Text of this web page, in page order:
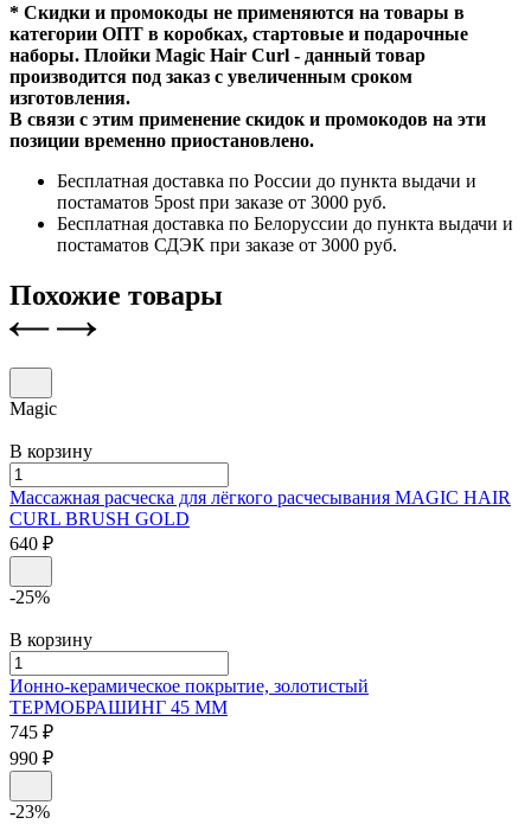
* Скидки и промокоды не применяются на товары в
категории ОПТ в коробках, стартовые и подарочные
наборы. Плойки Magic Hair Curl - данный товар
производится под заказ с увеличенным сроком
изготовления.
В связи с этим применение скидок и промокодов на эти
позиции временно приостановлено.
Бесплатная доставка по России до пункта выдачи и
постаматов 5post при заказе от 3000 руб.
Бесплатная доставка по Белоруссии до пункта выдачи и
постаматов СДЭК при заказе от 3000 руб.
Похожие товары
Magic
В корзину
Массажная расческа для лёгкого расчесывания MAGIC HAIR
CURL BRUSH GOLD
640 ₽
-25%
В корзину
Ионно-керамическое покрытие, золотистый
ТЕРМОБРАШИНГ 45 ММ
745 ₽
990 ₽
-23%